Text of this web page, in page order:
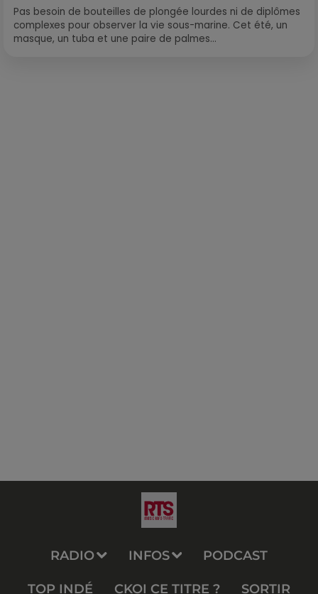
Pas besoin de bouteilles de plongée lourdes ni de diplômes
complexes pour observer la vie sous-marine. Cet été, un
masque, un tuba et une paire de palmes...
RADIO INFOS PODCAST
TOP INDÉ CKOI CE TITRE ? SORTIR